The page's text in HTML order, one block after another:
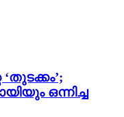
ഒന്നിച്ച